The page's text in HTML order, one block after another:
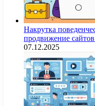
Накрутка
продвижение
07.12.2025